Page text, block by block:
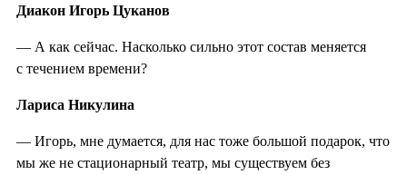
Диакон Игорь Цуканов
— А как сейчас. Насколько сильно этот состав меняется
с течением времени?
Лариса Никулина
— Игорь, мне думается, для нас тоже большой подарок, что
мы же не стационарный театр, мы существуем без